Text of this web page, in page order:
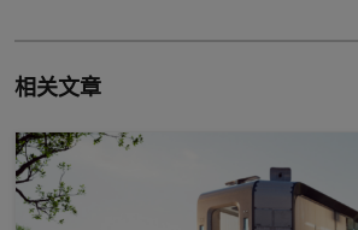
相关文章
使用 NVIDIA OptiX 工具包调试光线追踪应用